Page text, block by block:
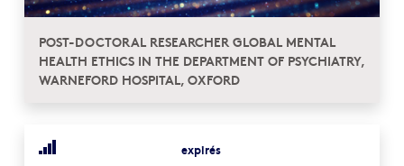
POST-DOCTORAL RESEARCHER GLOBAL MENTAL
HEALTH ETHICS IN THE DEPARTMENT OF PSYCHIATRY,
WARNEFORD HOSPITAL, OXFORD
expirés